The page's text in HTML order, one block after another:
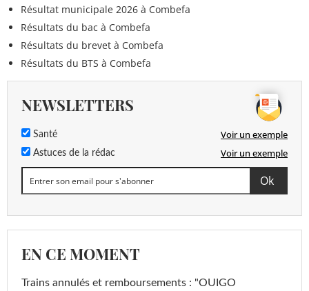
Résultat municipale 2026 à Combefa
Résultats du bac à Combefa
Résultats du brevet à Combefa
Résultats du BTS à Combefa
NEWSLETTERS
Santé Voir un exemple
Astuces de la rédac Voir un exemple
EN CE MOMENT
Trains annulés et remboursements : "OUIGO